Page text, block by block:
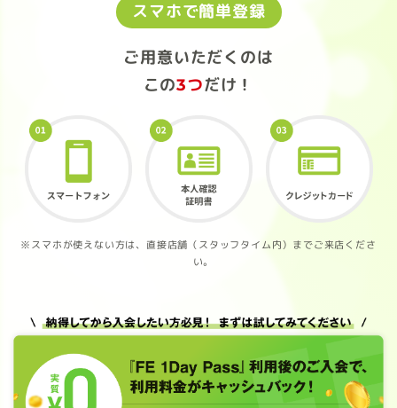
スマホで簡単登録
ご用意いただくのは
この3つだけ！
※スマホが使えない方は、直接店舗（スタッフタイム内）までご来店くださ
い。